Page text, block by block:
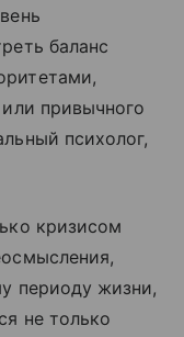
баланс
привычного
психолог,
кризисом
периоду жизни,
не только